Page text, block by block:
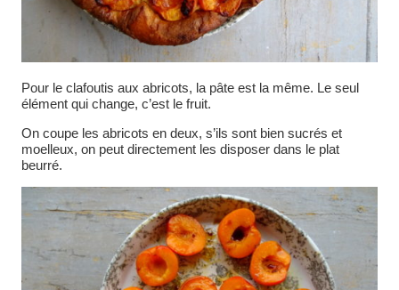
Pour le clafoutis aux abricots, la pâte est la même. Le seul
élément qui change, c’est le fruit.
On coupe les abricots en deux, s’ils sont bien sucrés et
moelleux, on peut directement les disposer dans le plat
beurré.